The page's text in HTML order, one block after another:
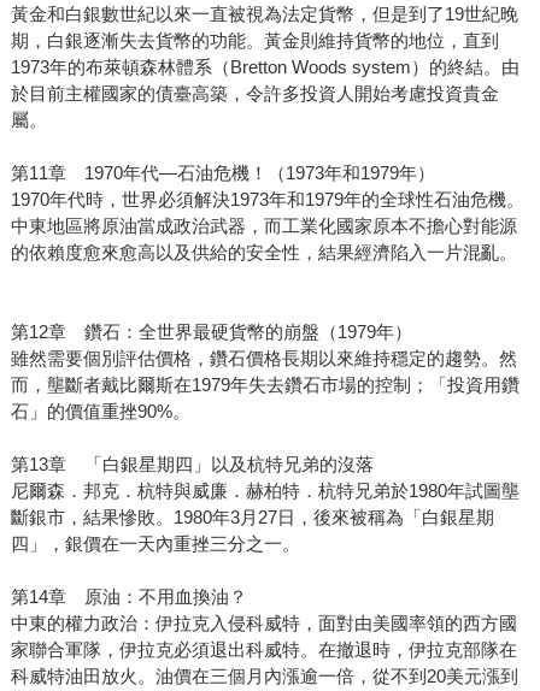
黃金和白銀數世紀以來一直被視為法定貨幣，但是到了19世紀晚
期，白銀逐漸失去貨幣的功能。黃金則維持貨幣的地位，直到
1973年的布萊頓森林體系（Bretton Woods system）的終結。由
於目前主權國家的債臺高築，令許多投資人開始考慮投資貴金
屬。
第11章 1970年代—石油危機！（1973年和1979年）
1970年代時，世界必須解決1973年和1979年的全球性石油危機。
中東地區將原油當成政治武器，而工業化國家原本不擔心對能源
的依賴度愈來愈高以及供給的安全性，結果經濟陷入一片混亂。
第12章 鑽石：全世界最硬貨幣的崩盤（1979年）
雖然需要個別評估價格，鑽石價格長期以來維持穩定的趨勢。然
而，壟斷者戴比爾斯在1979年失去鑽石市場的控制；「投資用鑽
石」的價值重挫90%。
第13章 「白銀星期四」以及杭特兄弟的沒落
尼爾森．邦克．杭特與威廉．赫柏特．杭特兄弟於1980年試圖壟
斷銀市，結果慘敗。1980年3月27日，後來被稱為「白銀星期
四」，銀價在一天內重挫三分之一。
第14章 原油：不用血換油？
中東的權力政治：伊拉克入侵科威特，面對由美國率領的西方國
家聯合軍隊，伊拉克必須退出科威特。在撤退時，伊拉克部隊在
科威特油田放火。油價在三個月內漲逾一倍，從不到20美元漲到